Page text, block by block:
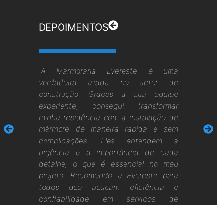
DEPOIMENTOS
"A Marmoraria Evereste é uma
verdadeira aliada no setor de
construção. Graças à sua equipe
experiente, consegui transformar
minha residência com a instalação de
mármore de maneira rápida e sem
complicações. Eles entendem a
urgência e a importância de cada
detalhe, o que é essencial no meu
projeto. Recomendo a Evereste para
todos que buscam eficiência e
confiabilidade em serviços de